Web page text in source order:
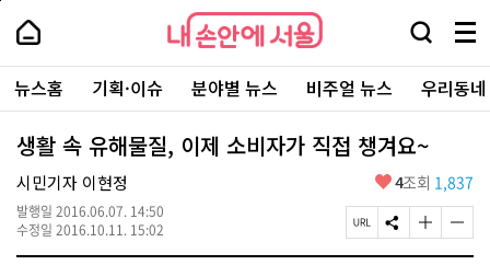
본
로
가
내
손
안
에
서
울
-
서
울
시
대
표
소
내
손
에
울
검
창
열
기
메
뉴
전
체
보
주
요
서
뉴스홈 기획·이슈 분야별 뉴스 비주얼 뉴스 우리동
생활 속 유해물질, 이제 소비자가 직접 챙겨요~
시민기자 이현정
발행일 2016.06.07. 14:50
수정일 2016.10.11. 15:02
좋
요
4조회 1,837
페
이
S
N
글
자
글
자
페
상
단
로